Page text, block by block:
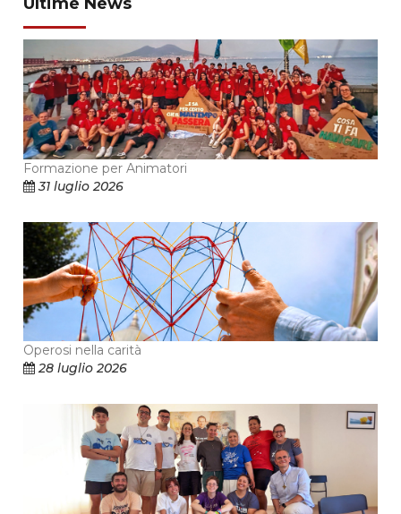
Formazione per Animatori
31 luglio 2026
Operosi nella carità
28 luglio 2026